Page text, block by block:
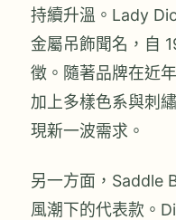
持續升溫。Lady
金屬吊飾聞名，自
徵。隨著品牌在近
加上多樣色系與刺
現新一波需求。
另一方面，Saddle
風潮下的代表款。